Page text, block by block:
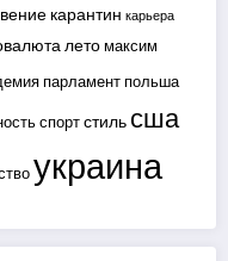
карантин карьера
летомаксим
парламентпольша
спортстиль сша
украина